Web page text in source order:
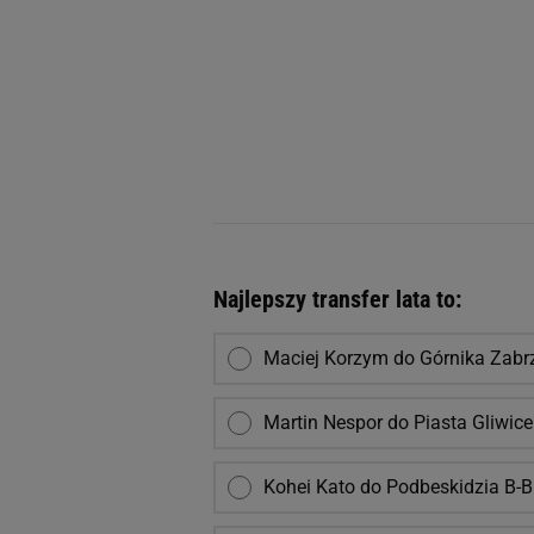
Najlepszy transfer lata to:
Maciej Korzym do Górnika
Martin Nespor do Piasta Gliwice
Kohei Kato do Podbeskidzia B-B